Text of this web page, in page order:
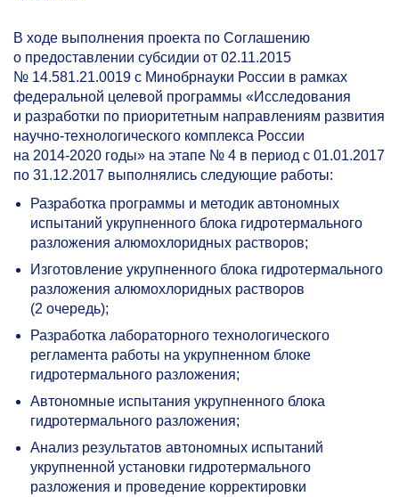
В ходе выполнения проекта по Соглашению
о предоставлении субсидии от 02.11.2015
№ 14.581.21.0019 с Минобрнауки России в рамках
федеральной целевой программы «Исследования
и разработки по приоритетным направлениям развития
научно-технологического комплекса России
на 2014-2020 годы» на этапе № 4 в период с 01.01.2017
по 31.12.2017 выполнялись следующие работы:
Разработка программы и методик автономных
испытаний укрупненного блока гидротермального
разложения алюмохлоридных растворов;
Изготовление укрупненного блока гидротермального
разложения алюмохлоридных растворов
(2 очередь);
Разработка лабораторного технологического
регламента работы на укрупненном блоке
гидротермального разложения;
Автономные испытания укрупненного блока
гидротермального разложения;
Анализ результатов автономных испытаний
укрупненной установки гидротермального
разложения и проведение корректировки